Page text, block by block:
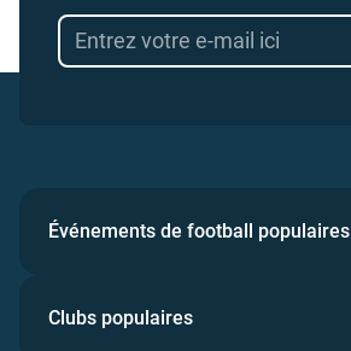
Événements de football populaires
Clubs populaires